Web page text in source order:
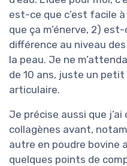
est-ce que c’est facile
que ça m’énerve, 2)
différence au niveau
la peau. Je ne
de 10 ans, juste un
articulaire.
Je précise aussi que
collagènes avant,
autre en poudre bovine
quelques points de